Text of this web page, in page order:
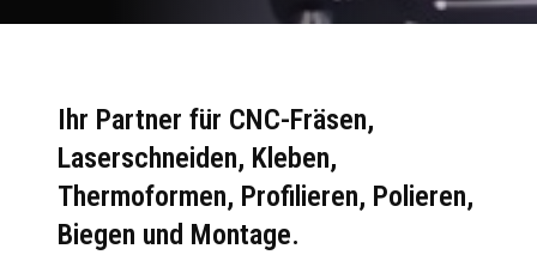
Ihr Partner für CNC-Fräsen,
Laserschneiden, Kleben,
Thermoformen, Profilieren, Polieren,
Biegen und Montage.